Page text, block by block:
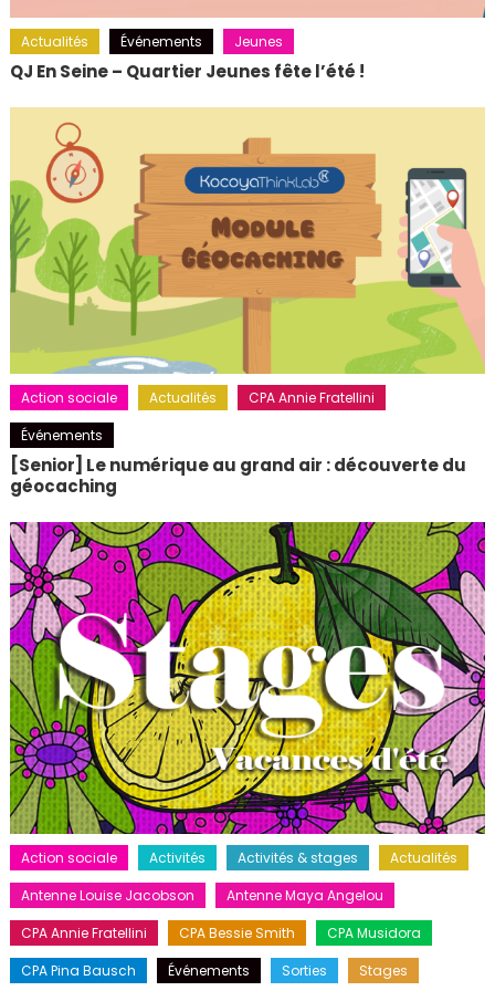
Actualités Événements Jeunes
QJ En Seine – Quartier Jeunes fête l’été !
Action sociale Actualités
CPA Annie Fratellini
Événements
[Senior] Le numérique au grand air : découverte du
géocaching
Action sociale Activités Activités & stages
Actualités
Antenne Louise Jacobson
Antenne Maya Angelou
CPA Annie Fratellini
CPA Bessie Smith
CPA Musidora
CPA Pina Bausch
Événements Sorties
Stages